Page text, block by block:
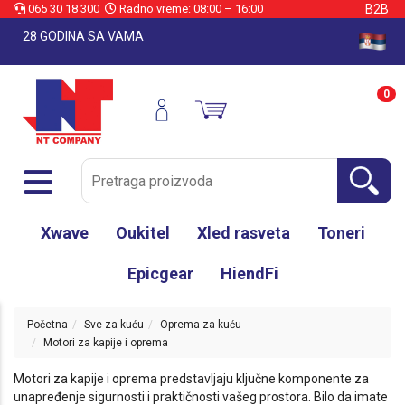
065 30 18 300 Radno vreme: 08:00 – 16:00
B2B
28 GODINA SA VAMA
Xwave Oukitel Xled rasveta Toneri
Epicgear HiendFi
0
Početna Sve za kuću
Oprema za kuću
Motori za kapije i oprema
Motori za kapije i oprema predstavljaju ključne komponente za
unapređenje sigurnosti i praktičnosti vašeg prostora. Bilo da imate